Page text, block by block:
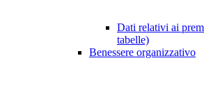
Dati relativi ai
tabelle)
Benessere organizzativo